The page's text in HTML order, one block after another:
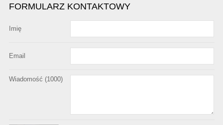
FORMULARZ KONTAKTOWY
Imię
Email
Wiadomość (1000)